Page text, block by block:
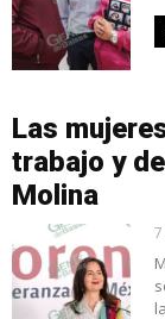
Las
trabajo y
Molina